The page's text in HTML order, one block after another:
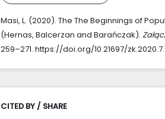
Masi, L. (2020). The The Beginnings of
(Hernas, Balcerzan and Barańczak).
259–271. https://doi.org/10.21697/
CITED BY / SHARE